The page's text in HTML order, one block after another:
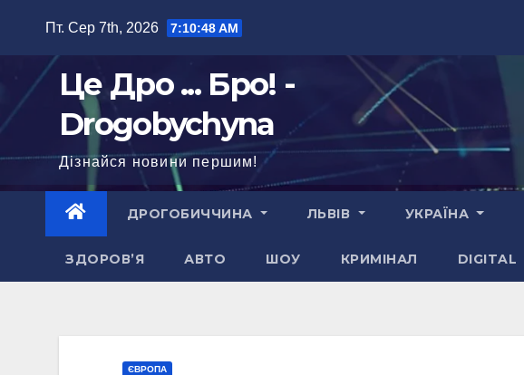
Пт. Сер 7th, 2026 7:10:49 AM
Це Дро ... Бро! -
Drogobychyna
Дізнайся новини першим!
ДРОГОБИЧЧИНА ЛЬВІВ УКРАЇНА
ЗДОРОВ’Я АВТО ШОУ КРИМІНАЛ DIGITAL
ЄВРОПА